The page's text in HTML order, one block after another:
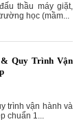
thầu máy giặt,
học (mầm...
Quy Trình Vận
trình vận hành và
chuẩn 1...